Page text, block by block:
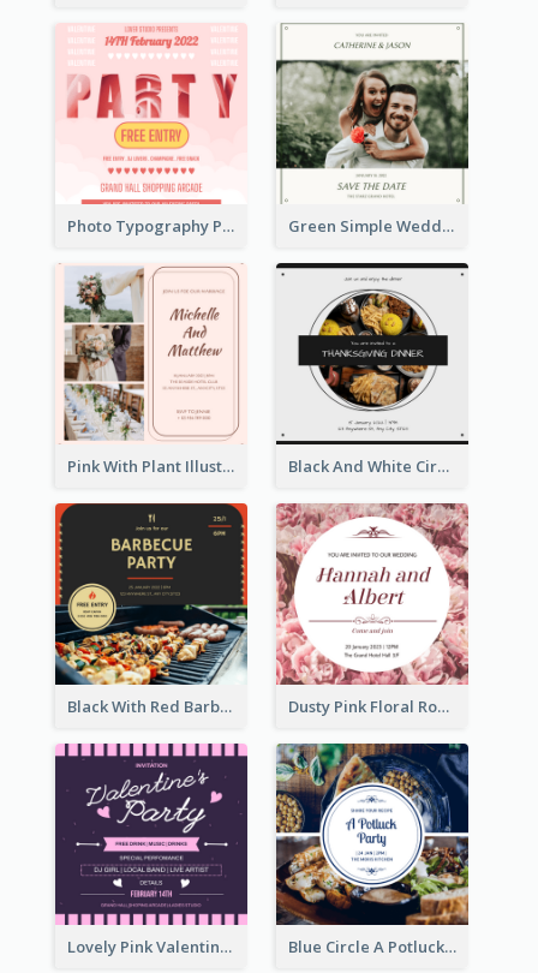
Photo Typography Party Invitation Design Templates Green Simple Wedding Photo Wedding Invitation
Pink With Plant Illustration Wedding Party Invitation Black And White Circle Photo Thanksgiving Dinner Invitation
Black With Red Barbecue Housewarming Invitation Dusty Pink Floral Round Wedding Invitation
Lovely Pink Valentine Celebration Invitation Design Ideas Blue Circle A Potluck Party Invitation